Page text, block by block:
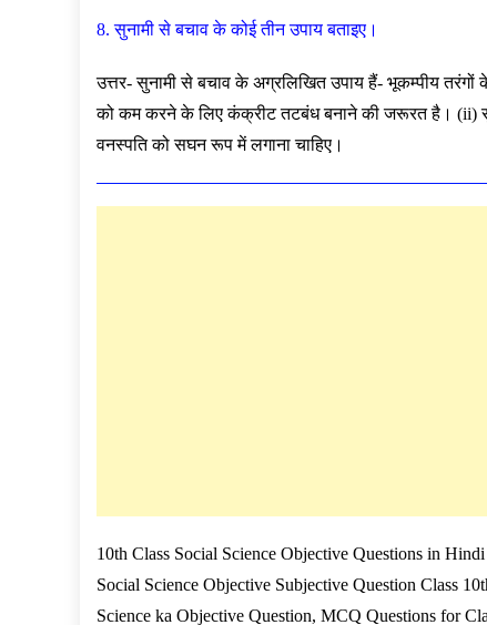
8. सुनामी से बचाव के कोई तीन उपाय बताइए।
उत्तर- सुनामी से बचाव के अग्रलिखित उपाय हैं- भूकम्पीय
को कम करने के लिए कंक्रीट तटबंध बनाने की जरूरत है। (ii)
वनस्पति को सघन रूप में लगाना चाहिए।
10th Class Social Science Objective Questions in
Social Science Objective Subjective Question Class
Science ka Objective Question, MCQ Questions for